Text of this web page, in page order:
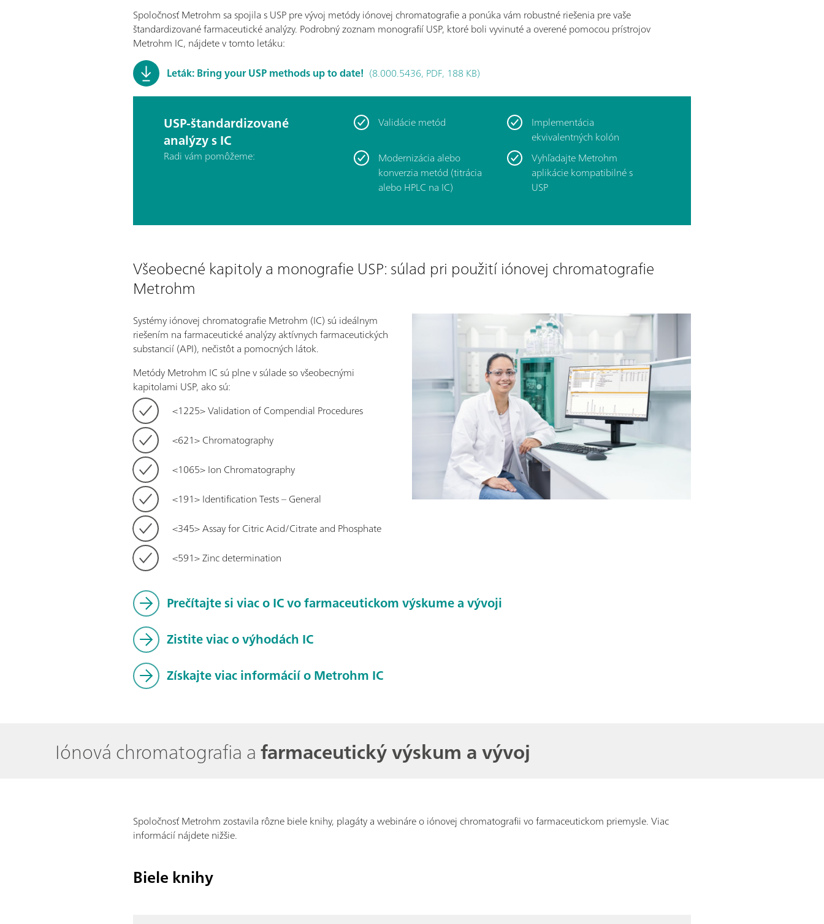
Spoločnosť Metrohm sa spojila s USP pre vývoj metódy iónovej chromatografie a ponúka vám robustné riešenia pre vaše
štandardizované farmaceutické analýzy. Podrobný zoznam monografií USP, ktoré boli vyvinuté a overené pomocou prístrojov
Metrohm IC, nájdete v tomto letáku:
Leták: Bring your USP methods up to date! (8.000.5436, PDF, 188 KB)
USP-štandardizované
analýzy s IC
Radi vám pomôžeme:
Validácie metód
Implementácia
ekvivalentných kolón
Modernizácia alebo
konverzia metód (titrácia
alebo HPLC na IC)
Vyhľadajte Metrohm
aplikácie kompatibilné s
USP
Všeobecné kapitoly a monografie USP: súlad pri použití iónovej chromatografie
Metrohm
Systémy iónovej chromatografie Metrohm (IC) sú ideálnym
riešením na farmaceutické analýzy aktívnych farmaceutických
substancií (API), nečistôt a pomocných látok.
Metódy Metrohm IC sú plne v súlade so všeobecnými
kapitolami USP, ako sú:
<1225> Validation of Compendial Procedures
<621> Chromatography
<1065> Ion Chromatography
<191> Identification Tests – General
<345> Assay for Citric Acid/Citrate and Phosphate
<591> Zinc determination
Prečítajte si viac o IC vo farmaceutickom výskume a vývoji
Zistite viac o výhodách IC
Získajte viac informácií o Metrohm IC
Iónová chromatografia afarmaceutický výskum a vývoj
Spoločnosť Metrohm zostavila rôzne biele knihy, plagáty a webináre o iónovej chromatografii vo farmaceutickom priemysle. Viac
informácií nájdete nižšie.
Biele knihy